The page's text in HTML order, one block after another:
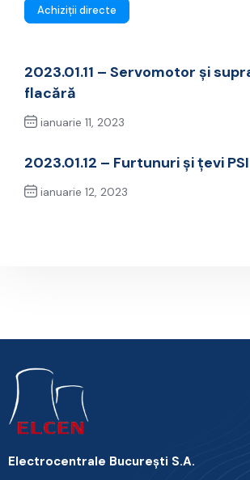
Achiziții directe
2023.01.11 – Servomotor și
flacără
ianuarie 11, 2023
2023.01.12 – Furtunuri și țevi PSI
ianuarie 12, 2023
Electrocentrale Bucureşti S.A.